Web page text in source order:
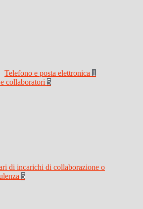
Telefono e posta elettronica 1
collaboratori 5
di incarichi di collaborazione o
5